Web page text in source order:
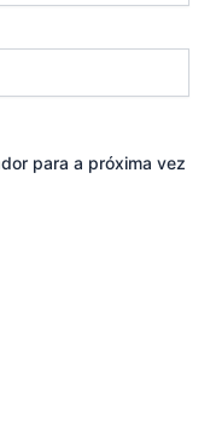
para a próxima vez